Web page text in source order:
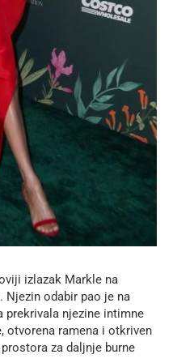
izlazak Markle na
odabir pao je na
prekrivala njezine intimne
otvorena ramena i otkriven
za daljnje burne